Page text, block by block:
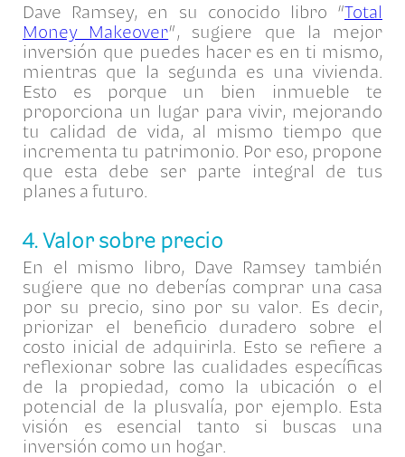
Dave Ramsey, en su conocido libro “Total
Money Makeover”, sugiere que la mejor
inversión que puedes hacer es en ti mismo,
mientras que la segunda es una vivienda.
Esto es porque un bien inmueble te
proporciona un lugar para vivir, mejorando
tu calidad de vida, al mismo tiempo que
incrementa tu patrimonio. Por eso, propone
que esta debe ser parte integral de tus
planes a futuro.
4. Valor sobre precio
En el mismo libro, Dave Ramsey también
sugiere que no deberías comprar una casa
por su precio, sino por su valor. Es decir,
priorizar el beneficio duradero sobre el
costo inicial de adquirirla. Esto se refiere a
reflexionar sobre las cualidades específicas
de la propiedad, como la ubicación o el
potencial de la plusvalía, por ejemplo. Esta
visión es esencial tanto si buscas una
inversión como un hogar.